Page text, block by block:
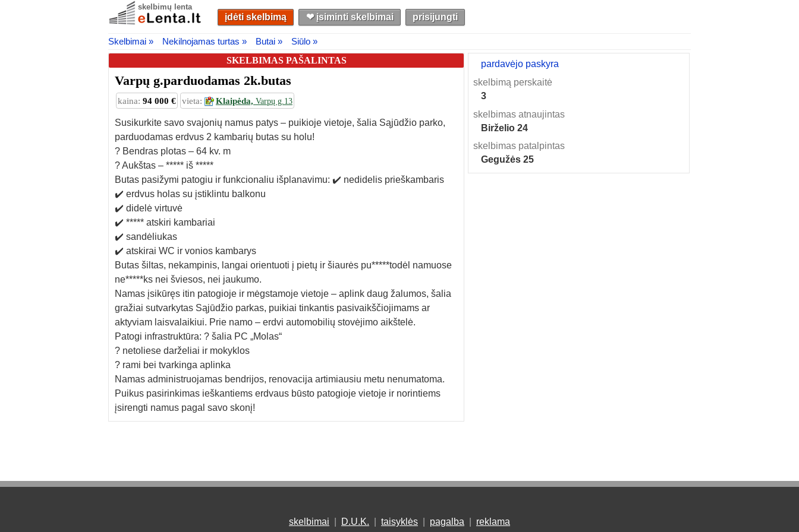
skelbimų lenta
įdėti skelbimą ❤︎ įsiminti skelbimai prisijungti
Skelbimai » Nekilnojamas turtas » Butai »
Siūlo »
SKELBIMAS PAŠALINTAS
Varpų g.parduodamas 2k.butas
kaina: 94 000 € vieta: Klaipėda, Varpų g.13
Susikurkite savo svajonių namus patys – puikioje vietoje, šalia Sąjūdžio parko,
parduodamas erdvus 2 kambarių butas su holu!
? Bendras plotas – 64 kv. m
? Aukštas – ***** iš *****
Butas pasižymi patogiu ir funkcionaliu išplanavimu: ✔️ nedidelis prieškambaris
✔️ erdvus holas su įstiklintu balkonu
✔️ didelė virtuvė
✔️ ***** atskiri kambariai
✔️ sandėliukas
✔️ atskirai WC ir vonios kambarys
Butas šiltas, nekampinis, langai orientuoti į pietų ir šiaurės pu*****todėl namuose
ne*****ks nei šviesos, nei jaukumo.
Namas įsikūręs itin patogioje ir mėgstamoje vietoje – aplink daug žalumos, šalia
gražiai sutvarkytas Sąjūdžio parkas, puikiai tinkantis pasivaikščiojimams ar
aktyviam laisvalaikiui. Prie namo – erdvi automobilių stovėjimo aikštelė.
Patogi infrastruktūra: ?️ šalia PC „Molas“
? netoliese darželiai ir mokyklos
? rami bei tvarkinga aplinka
Namas administruojamas bendrijos, renovacija artimiausiu metu nenumatoma.
Puikus pasirinkimas ieškantiems erdvaus būsto patogioje vietoje ir norintiems
įsirengti namus pagal savo skonį!
pardavėjo paskyra
skelbimą perskaitė
3
skelbimas atnaujintas
Birželio 24
skelbimas patalpintas
Gegužės 25
skelbimai D.U.K. taisyklės pagalba reklama